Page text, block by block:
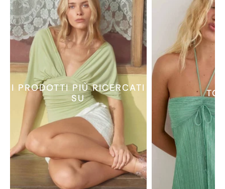
I PRODOTTI PIÙ RICERCATI
SU